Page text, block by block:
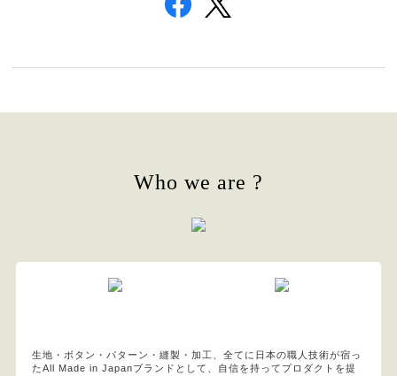
Who we are ?
生地・ボタン・パターン・縫製・加工、全てに日本の職人技術が宿っ
たAll Made in Japanブランドとして、自信を持ってプロダクトを提